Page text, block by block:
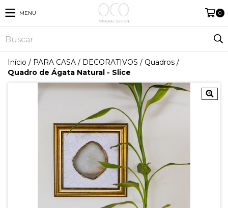
MENU 0
Início / PARA CASA / DECORATIVOS / Quadros /
Quadro de Ágata Natural - Slice